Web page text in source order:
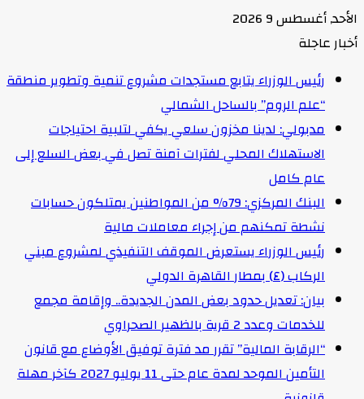
الأحد, أغسطس 9 2026
أخبار عاجلة
رئيس الوزراء يتابع مستجدات مشروع تنمية وتطوير منطقة
“علم الروم” بالساحل الشمالي
مدبولي: لدينا مخزون سلعي يكفي لتلبية احتياجات
الاستهلاك المحلي لفترات آمنة تصل في بعض السلع إلى
عام كامل
البنك المركزي: 79% من المواطنين يمتلكون حسابات
نشطة تمكنهم من إجراء معاملات مالية
رئيس الوزراء يستعرض الموقف التنفيذي لمشروع مبني
الركاب (٤) بمطار القاهرة الدولي
بيان: تعديل حدود بعض المدن الجديدة.. وإقامة مجمع
للخدمات وعدد 2 قرية بالظهير الصحراوي
“الرقابة المالية” تقرر مد فترة توفيق الأوضاع مع قانون
التأمين الموحد لمدة عام حتى 11 يوليو 2027 كآخر مهلة